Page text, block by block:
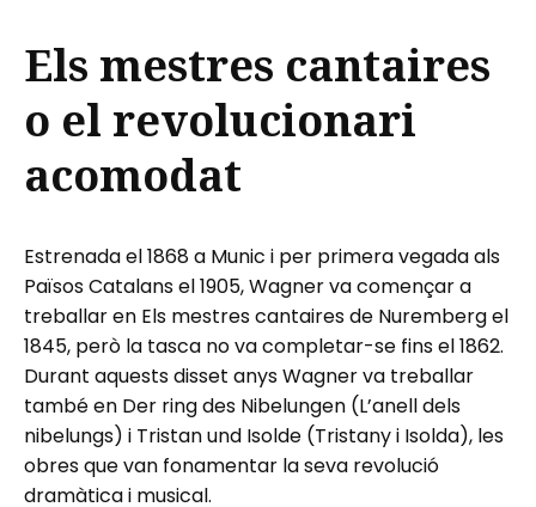
Els mestres cantaires
o el revolucionari
acomodat
Estrenada el 1868 a Munic i per primera vegada als
Països Catalans el 1905, Wagner va començar a
treballar en Els mestres cantaires de Nuremberg el
1845, però la tasca no va completar-se fins el 1862.
Durant aquests disset anys Wagner va treballar
també en Der ring des Nibelungen (L’anell dels
nibelungs) i Tristan und Isolde (Tristany i Isolda), les
obres que van fonamentar la seva revolució
dramàtica i musical.